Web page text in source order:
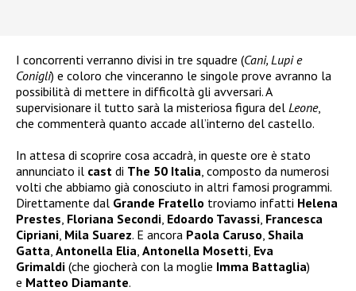
I concorrenti verranno divisi in tre squadre (Cani, Lupi e
Conigli) e coloro che vinceranno le singole prove avranno la
possibilità di mettere in difficoltà gli avversari. A
supervisionare il tutto sarà la misteriosa figura del Leone,
che commenterà quanto accade all’interno del castello.
In attesa di scoprire cosa accadrà, in queste ore è stato
annunciato il cast di The 50 Italia , composto da numerosi
volti che abbiamo già conosciuto in altri famosi programmi.
Direttamente dal Grande Fratello troviamo infatti Helena
Prestes Floriana Secondi Edoardo Tavassi Francesca
Cipriani Mila Suarez. E ancora Paola Caruso Shaila
Gatta Antonella Elia Antonella Mosetti Eva
Grimaldi (che giocherà con la moglie Imma Battaglia)
e Matteo Diamante.